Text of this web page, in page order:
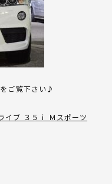
ご覧下さい♪
イブ ３５ｉ Ｍスポーツ